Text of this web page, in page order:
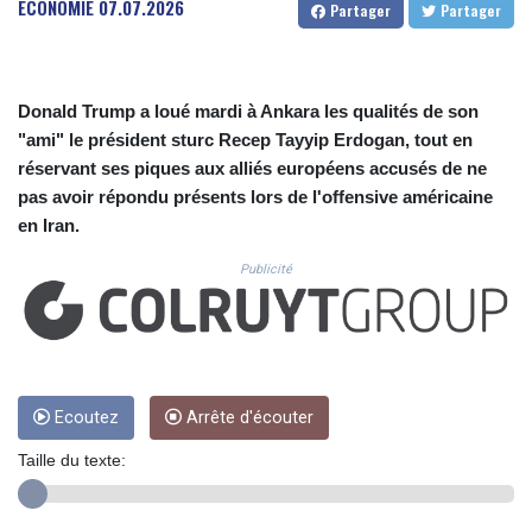
CUP 30.533527
DKK 7.475736
DOP 67.265387
DZD 153.102878
EGP 57.247371
FJD 2.552604
FKP 0.856369
GBP 0.856512
GHS 13.568751
GIP 0.856369
GNF 10137.703095
ECONOMIE 07.07.2026 Partager Partager
Donald Trump a loué mardi à Ankara les qualités de son
"ami" le président sturc Recep Tayyip Erdogan, tout en
réservant ses piques aux alliés européens accusés de ne
pas avoir répondu présents lors de l'offensive américaine
en Iran.
Publicité
Ecoutez Arrête d'écouter
Taille du texte: